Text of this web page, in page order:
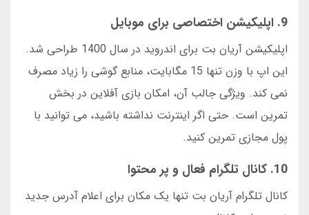
9. اپلیکیشن اختصاصی برای موبایل
اپلیکیشن آریان بت برای اندروید در سال 1400 طراحی شد.
این اپ با وزن تنها 15 مگابایت، منابع گوشی را زیاد مصرف
نمی کند. ویژگی جالب آن، امکان بازی آفلاین در بخش
تمرین است. حتی اگر اینترنت نداشته باشید، می توانید با
پول مجازی تمرین کنید.
10. کانال تلگرام فعال و پر محتوا
کانال تلگرام آریان بت تنها یک مکان برای اعلام آدرس جدید